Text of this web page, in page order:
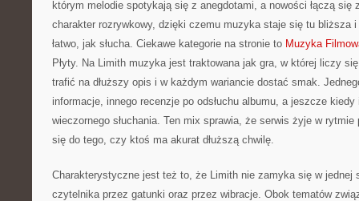
którym melodie spotykają się z anegdotami, a nowości łączą się
charakter rozrywkowy, dzięki czemu muzyka staje się tu bliższa
łatwo, jak słucha. Ciekawe kategorie na stronie to Muzyka
Płyty. Na Limith muzyka jest traktowana jak gra, w której liczy
trafić na dłuższy opis i w każdym wariancie dostać smak.
informacje, innego recenzje po odsłuchu albumu, a jeszcze
wieczornego słuchania. Ten mix sprawia, że serwis żyje w
się do tego, czy ktoś ma akurat dłuższą chwilę.
Charakterystyczne jest też to, że Limith nie zamyka się w jednej
czytelnika przez gatunki oraz przez wibracje. Obok tematów